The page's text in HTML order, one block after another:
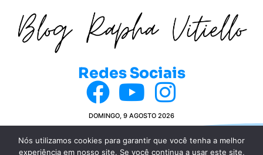
Redes Sociais
DOMINGO, 9 AGOSTO 2026
Nós utilizamos cookies para garantir que você tenha a melhor
experiência em nosso site. Se você continua a usar este site,